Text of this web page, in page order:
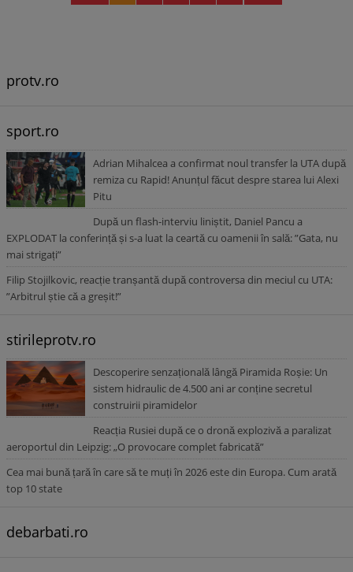
protv.ro
sport.ro
Adrian Mihalcea a confirmat noul transfer la UTA după
remiza cu Rapid! Anunțul făcut despre starea lui Alexi
Pitu
După un flash-interviu liniștit, Daniel Pancu a
EXPLODAT la conferință și s-a luat la ceartă cu oamenii în sală: ”Gata, nu
mai strigați”
Filip Stojilkovic, reacție tranșantă după controversa din meciul cu UTA:
”Arbitrul știe că a greșit!”
stirileprotv.ro
Descoperire senzațională lângă Piramida Roșie: Un
sistem hidraulic de 4.500 ani ar conține secretul
construirii piramidelor
Reacția Rusiei după ce o dronă explozivă a paralizat
aeroportul din Leipzig: „O provocare complet fabricată”
Cea mai bună țară în care să te muți în 2026 este din Europa. Cum arată
top 10 state
debarbati.ro